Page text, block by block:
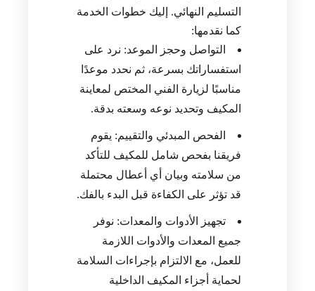
التسليم النهائي. إليك خطوات الخدمة
كما نقدمها:
التواصل وحجز الموعد: نرد على
استفساراتك بسرعة، ثم نحدد موعدًا
مناسبًا لزيارة الفني المختص لمعاينة
المكيف وتحديد نوعه وسعته بدقة.
الفحص المبدئي والتقييم: يقوم
فريقنا بفحص شامل للمكيف للتأكد
من سلامته وبيان أي أعطال محتملة
قد تؤثر على الكفاءة قبل البدء بالفك.
تجهيز الأدوات والمعدات: نوفر
جميع المعدات والأدوات اللازمة
للعمل، مع الالتزام بإجراءات السلامة
لحماية أجزاء المكيف الداخلية